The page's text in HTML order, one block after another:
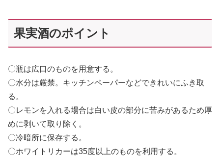
果実酒のポイント
〇瓶は広口のものを用意する。
〇水分は厳禁。キッチンペーパーなどできれいにふき取
る。
〇レモンを入れる場合は白い皮の部分に苦みがあるため厚
めに剥いて取り除く。
〇冷暗所に保存する。
〇ホワイトリカーは35度以上のものを利用する。